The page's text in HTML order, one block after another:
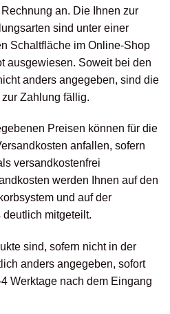
an. Die Ihnen zur
sind unter einer
Schaltfläche im Online-Shop
ausgewiesen. Soweit bei den
anders angegeben, sind die
Zahlung fällig.
Preisen können für die
anfallen, sofern
versandkostenfrei
werden Ihnen auf den
und auf der
mitgeteilt.
sind, sofern nicht in der
anders angegeben, sofort
Werktage nach dem Eingang